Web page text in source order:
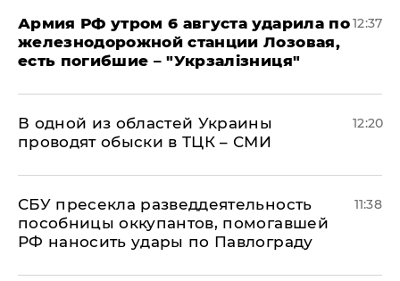
Армия РФ утром 6 августа ударила по
железнодорожной станции Лозовая,
есть погибшие – "Укрзалізниця"
12:37
В одной из областей Украины
проводят обыски в ТЦК – СМИ
12:20
СБУ пресекла разведдеятельность
пособницы оккупантов, помогавшей
РФ наносить удары по Павлограду
11:38